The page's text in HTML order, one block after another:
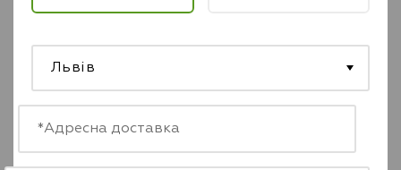
Warm feet, fire in your business!
100% of the proceeds from every pair of socks sold
Львів